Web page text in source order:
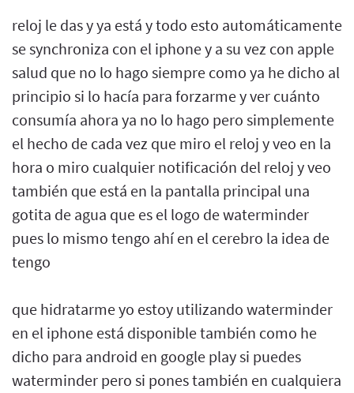
reloj le das y ya está y todo esto automáticamente
se synchroniza con el iphone y a su vez con apple
salud que no lo hago siempre como ya he dicho al
principio si lo hacía para forzarme y ver cuánto
consumía ahora ya no lo hago pero simplemente
el hecho de cada vez que miro el reloj y veo en la
hora o miro cualquier notificación del reloj y veo
también que está en la pantalla principal una
gotita de agua que es el logo de waterminder
pues lo mismo tengo ahí en el cerebro la idea de
tengo
que hidratarme yo estoy utilizando waterminder
en el iphone está disponible también como he
dicho para android en google play si puedes
waterminder pero si pones también en cualquiera